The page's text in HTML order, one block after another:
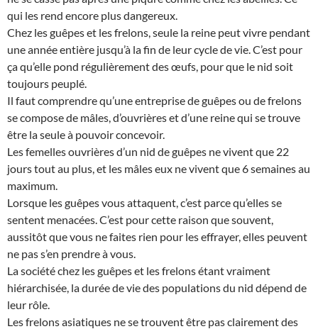
qui les rend encore plus dangereux.
Chez les guêpes et les frelons, seule la reine peut vivre pendant
une année entière jusqu’à la fin de leur cycle de vie. C’est pour
ça qu’elle pond régulièrement des œufs, pour que le nid soit
toujours peuplé.
Il faut comprendre qu’une entreprise de guêpes ou de frelons
se compose de mâles, d’ouvrières et d’une reine qui se trouve
être la seule à pouvoir concevoir.
Les femelles ouvrières d’un nid de guêpes ne vivent que 22
jours tout au plus, et les mâles eux ne vivent que 6 semaines au
maximum.
Lorsque les guêpes vous attaquent, c’est parce qu’elles se
sentent menacées. C’est pour cette raison que souvent,
aussitôt que vous ne faites rien pour les effrayer, elles peuvent
ne pas s’en prendre à vous.
La société chez les guêpes et les frelons étant vraiment
hiérarchisée, la durée de vie des populations du nid dépend de
leur rôle.
Les frelons asiatiques ne se trouvent être pas clairement des